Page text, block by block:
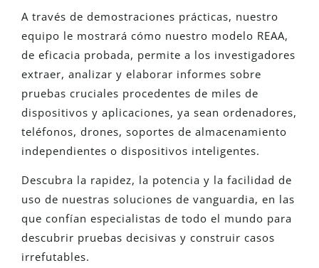
A través de demostraciones prácticas, nuestro
equipo le mostrará cómo nuestro modelo REAA,
de eficacia probada, permite a los investigadores
extraer, analizar y elaborar informes sobre
pruebas cruciales procedentes de miles de
dispositivos y aplicaciones, ya sean ordenadores,
teléfonos, drones, soportes de almacenamiento
independientes o dispositivos inteligentes.
Descubra la rapidez, la potencia y la facilidad de
uso de nuestras soluciones de vanguardia, en las
que confían especialistas de todo el mundo para
descubrir pruebas decisivas y construir casos
irrefutables.